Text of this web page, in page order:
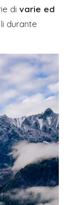
di varie ed
durante